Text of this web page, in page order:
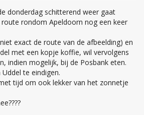
donderdag schitterend weer gaat
rondom Apeldoorn nog een keer
exact de route van de afbeelding) en
met een kopje koffie, wil vervolgens
indien mogelijk, bij de Posbank eten.
te eindigen.
tijd om ook lekker van het zonnetje